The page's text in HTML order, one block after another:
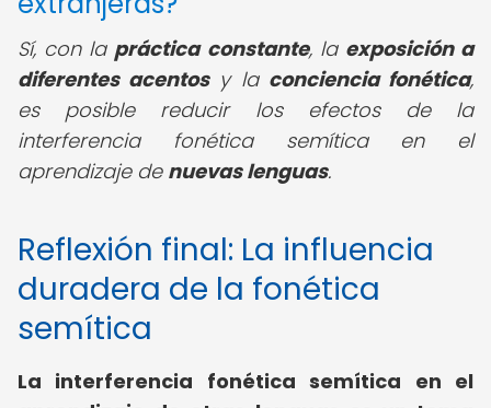
Sí, con la práctica constante, la exposición a
diferentes acentosy la conciencia fonética,
es posible reducir los efectos de la
interferencia fonética semítica en el
aprendizaje de nuevas lenguas.
Reflexión final: La influencia
duradera de la fonética
semítica
La interferencia fonética semítica en el